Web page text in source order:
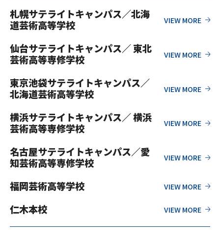
札幌サテライトキャンパス／北海
道芸術高等学校
仙台サテライトキャンパス／ 東北
芸術高等専修学校
東京池袋サテライトキャンパス／
北海道芸術高等学校
横浜サテライトキャンパス／ 横浜
芸術高等専修学校
名古屋サテライトキャンパス／愛
知芸術高等専修学校
福岡芸術高等学校
仁木本校